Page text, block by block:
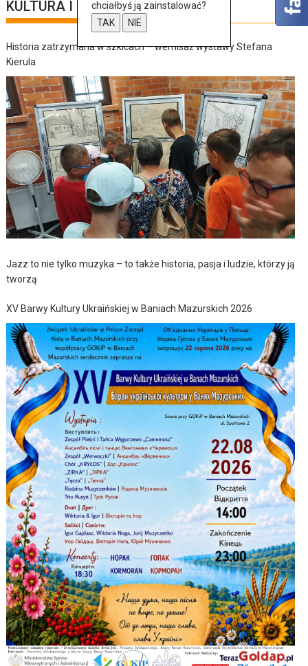
KULTURA I SZTUKA
Historia zatrzymana w szkicach – wernisaż wystawy Stefana
Kierula
Jazz to nie tylko muzyka – to także historia, pasja i ludzie, którzy ją
tworzą
XV Barwy Kultury Ukraińskiej w Baniach Mazurskich 2026
chciałbyś ją zainstalować?
TAK
NIE